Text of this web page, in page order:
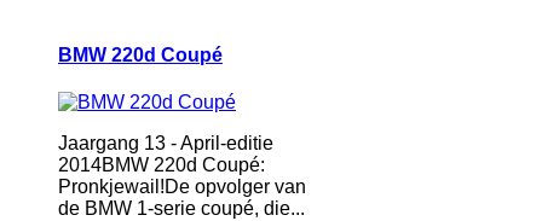
BMW 220d Coupé
Jaargang 13 - April-editie
2014BMW 220d Coupé:
Pronkjewail!De opvolger van
de BMW 1-serie coupé, die...